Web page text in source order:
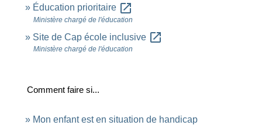
Éducation prioritaire open_in_new
Ministère chargé de l'éducation
Site de Cap école inclusive open_in_new
Ministère chargé de l'éducation
Comment faire si...
Mon enfant est en situation de handicap